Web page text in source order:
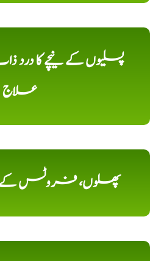
پسلیوں کے نیچے کا
علاج
پھلوں، فروٹس کے